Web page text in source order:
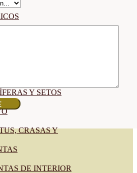
Y SETOS
CRASAS Y
DE INTERIOR